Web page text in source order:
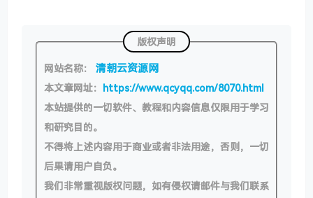
版权声明
网站名称： 清朝云资源网
本文章网址： https://www.qcyqq.com/8070.html
本站提供的一切软件、教程和内容信息仅限用于学习
和研究目的。
不得将上述内容用于商业或者非法用途，否则，一切
后果请用户自负。
我们非常重视版权问题，如有侵权请邮件与我们联系